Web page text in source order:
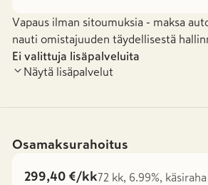
Vapaus ilman sitoumuksia - maksa
nauti omistajuuden täydellisestä
Ei valittuja lisäpalveluita
Näytä lisäpalvelut
Osamaksurahoitus
299,40 €/kk72 kk, 6.99%,